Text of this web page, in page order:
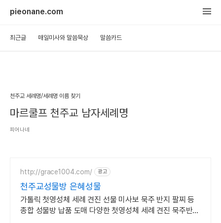
pieonane.com
최근글 매일미사와 말씀묵상 말씀카드
천주교 세례명/세례명 이름 찾기
마르쿨프 천주교 남자세례명
피어나네
http://grace1004.com/ 광고
천주교성물방 은혜성물
가톨릭 첫영성체 세례 견진 선물 미사보 묵주 반지 팔찌 등
종합 성물방 납품 도매 다양한 첫영성체 세례 견진 묵주반지